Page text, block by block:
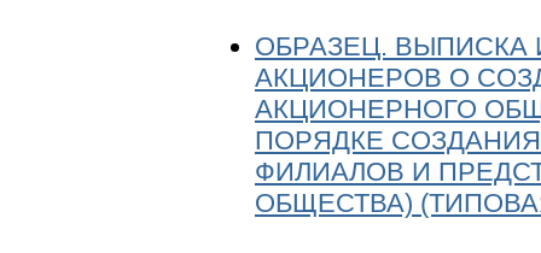
ОБРАЗЕЦ. ВЫПИСКА
АКЦИОНЕРОВ О
АКЦИОНЕРНОГО
ПОРЯДКЕ
ФИЛИАЛОВ И
ОБЩЕСТВА)